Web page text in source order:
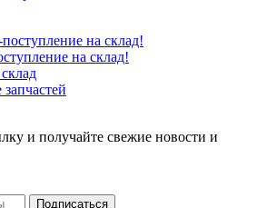
на склад!
и получайте свежие новости и